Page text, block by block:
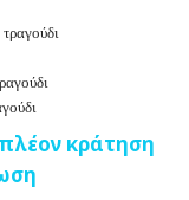
κράτηση